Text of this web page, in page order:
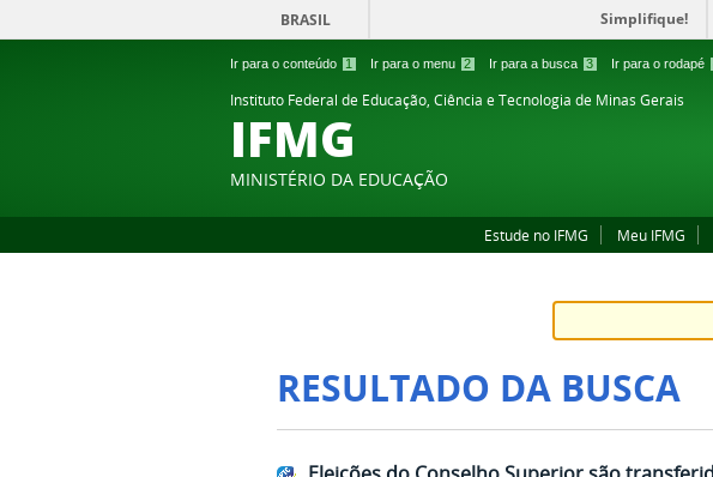
Ir para o conteúdo 1 Ir para o menu 2 Ir para a busca 3 Ir para o rodapé
BRASIL Simplifique!
Instituto Federal de Educação, Ciência e Tecnologia de Minas Gerais
IFMG
MINISTÉRIO DA EDUCAÇÃO
Estude no IFMG Meu IFMG
RESULTADO DA BUSCA